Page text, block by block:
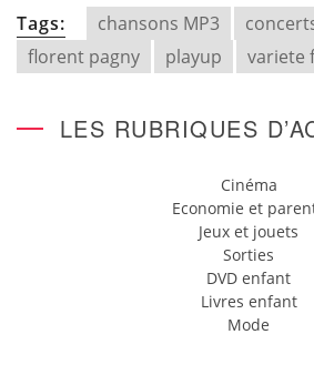
Tags: chansons MP3
florent pagny
playup variete
LES RUBRIQUES
Cinéma
Economie et
Jeux et jouets
Sorties
DVD enfant
Livres enfant
Mode